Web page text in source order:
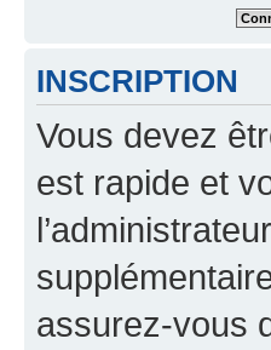
INSCRIPTION
Vous devez
est rapide et
assurez-vous